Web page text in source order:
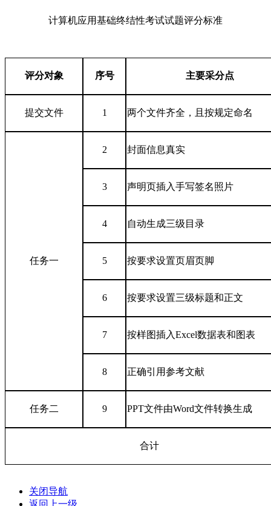
计算机应用基础终结性考试试题评分标准
评分对象 序号 主要采分点
提交文件 1 两个文件齐全，且按规定命名
任务一
2 封面信息真实
3 声明页插入手写签名照片
4 自动生成三级目录
5 按要求设置页眉页脚
6 按要求设置三级标题和正文
7 按样图插入Excel数据表和图表
8 正确引用参考文献
任务二 9 PPT文件由Word文件转换生成
合计
关闭导航
返回上一级